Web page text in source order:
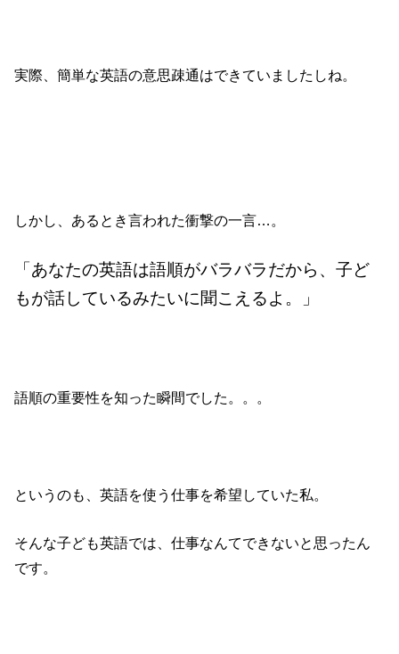
実際、簡単な英語の意思疎通はできていましたしね。
しかし、あるとき言われた衝撃の一言…。
「あなたの英語は語順がバラバラだから、子ど
もが話しているみたいに聞こえるよ。」
語順の重要性を知った瞬間でした。。。
というのも、英語を使う仕事を希望していた私。
そんな子ども英語では、仕事なんてできないと思ったん
です。